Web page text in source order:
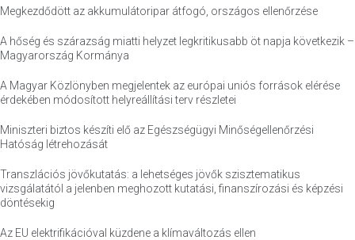
Megkezdődött az akkumulátoripar átfogó, országos ellenőrzése
A hőség és szárazság miatti helyzet legkritikusabb öt napja következik –
Magyarország Kormánya
A Magyar Közlönyben megjelentek az európai uniós források elérése
érdekében módosított helyreállítási terv részletei
Miniszteri biztos készíti elő az Egészségügyi Minőségellenőrzési
Hatóság létrehozását
Transzlációs jövőkutatás: a lehetséges jövők szisztematikus
vizsgálatától a jelenben meghozott kutatási, finanszírozási és képzési
döntésekig
Az EU elektrifikációval küzdene a klímaváltozás ellen